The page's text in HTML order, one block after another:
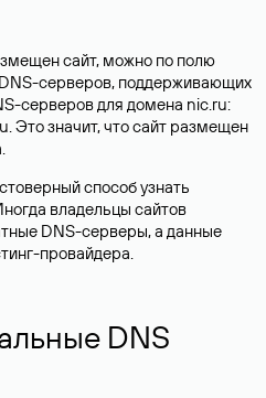
сайт, можно по полю
DNS-серверов, поддерживающих
серверов для домена nic.ru:
Это значит, что сайт размещен
способ узнать
владельцы сайтов
DNS-серверы, а данные
провайдера.
DNS